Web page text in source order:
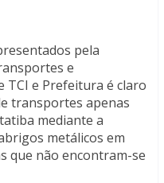
pela
e
TCI e Prefeitura é claro
transportes apenas
mediante a
metálicos em
que não encontram-se